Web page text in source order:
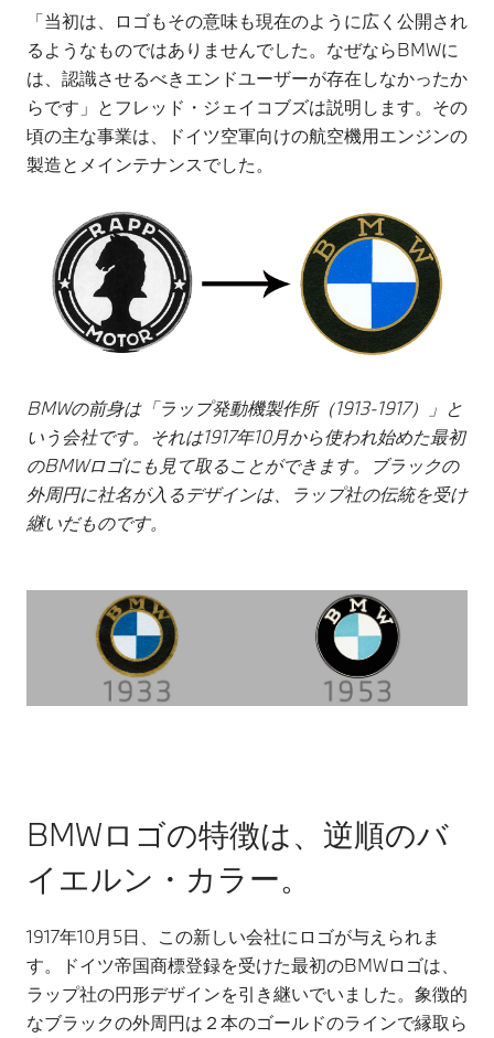
「当初は、ロゴもその意味も現在のように広く公開され
るようなものではありませんでした。なぜならBMWに
は、認識させるべきエンドユーザーが存在しなかったか
らです」とフレッド・ジェイコブズは説明します。その
頃の主な事業は、ドイツ空軍向けの航空機用エンジンの
製造とメインテナンスでした。
BMWの前身は「ラップ発動機製作所（1913-1917）」と
いう会社です。それは1917年10月から使われ始めた最初
のBMWロゴにも見て取ることができます。ブラックの
外周円に社名が入るデザインは、ラップ社の伝統を受け
継いだものです。
BMWロゴの特徴は、逆順のバ
イエルン・カラー。
1917年10月5日、この新しい会社にロゴが与えられま
す。ドイツ帝国商標登録を受けた最初のBMWロゴは、
ラップ社の円形デザインを引き継いでいました。象徴的
なブラックの外周円は２本のゴールドのラインで縁取ら